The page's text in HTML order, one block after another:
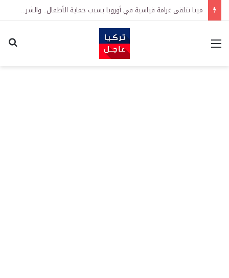
ميتا تتلقى غرامة قياسية في أوروبا بسبب حماية الأطفال.. والشركة تعلن الطعن بالقرار
القائمة